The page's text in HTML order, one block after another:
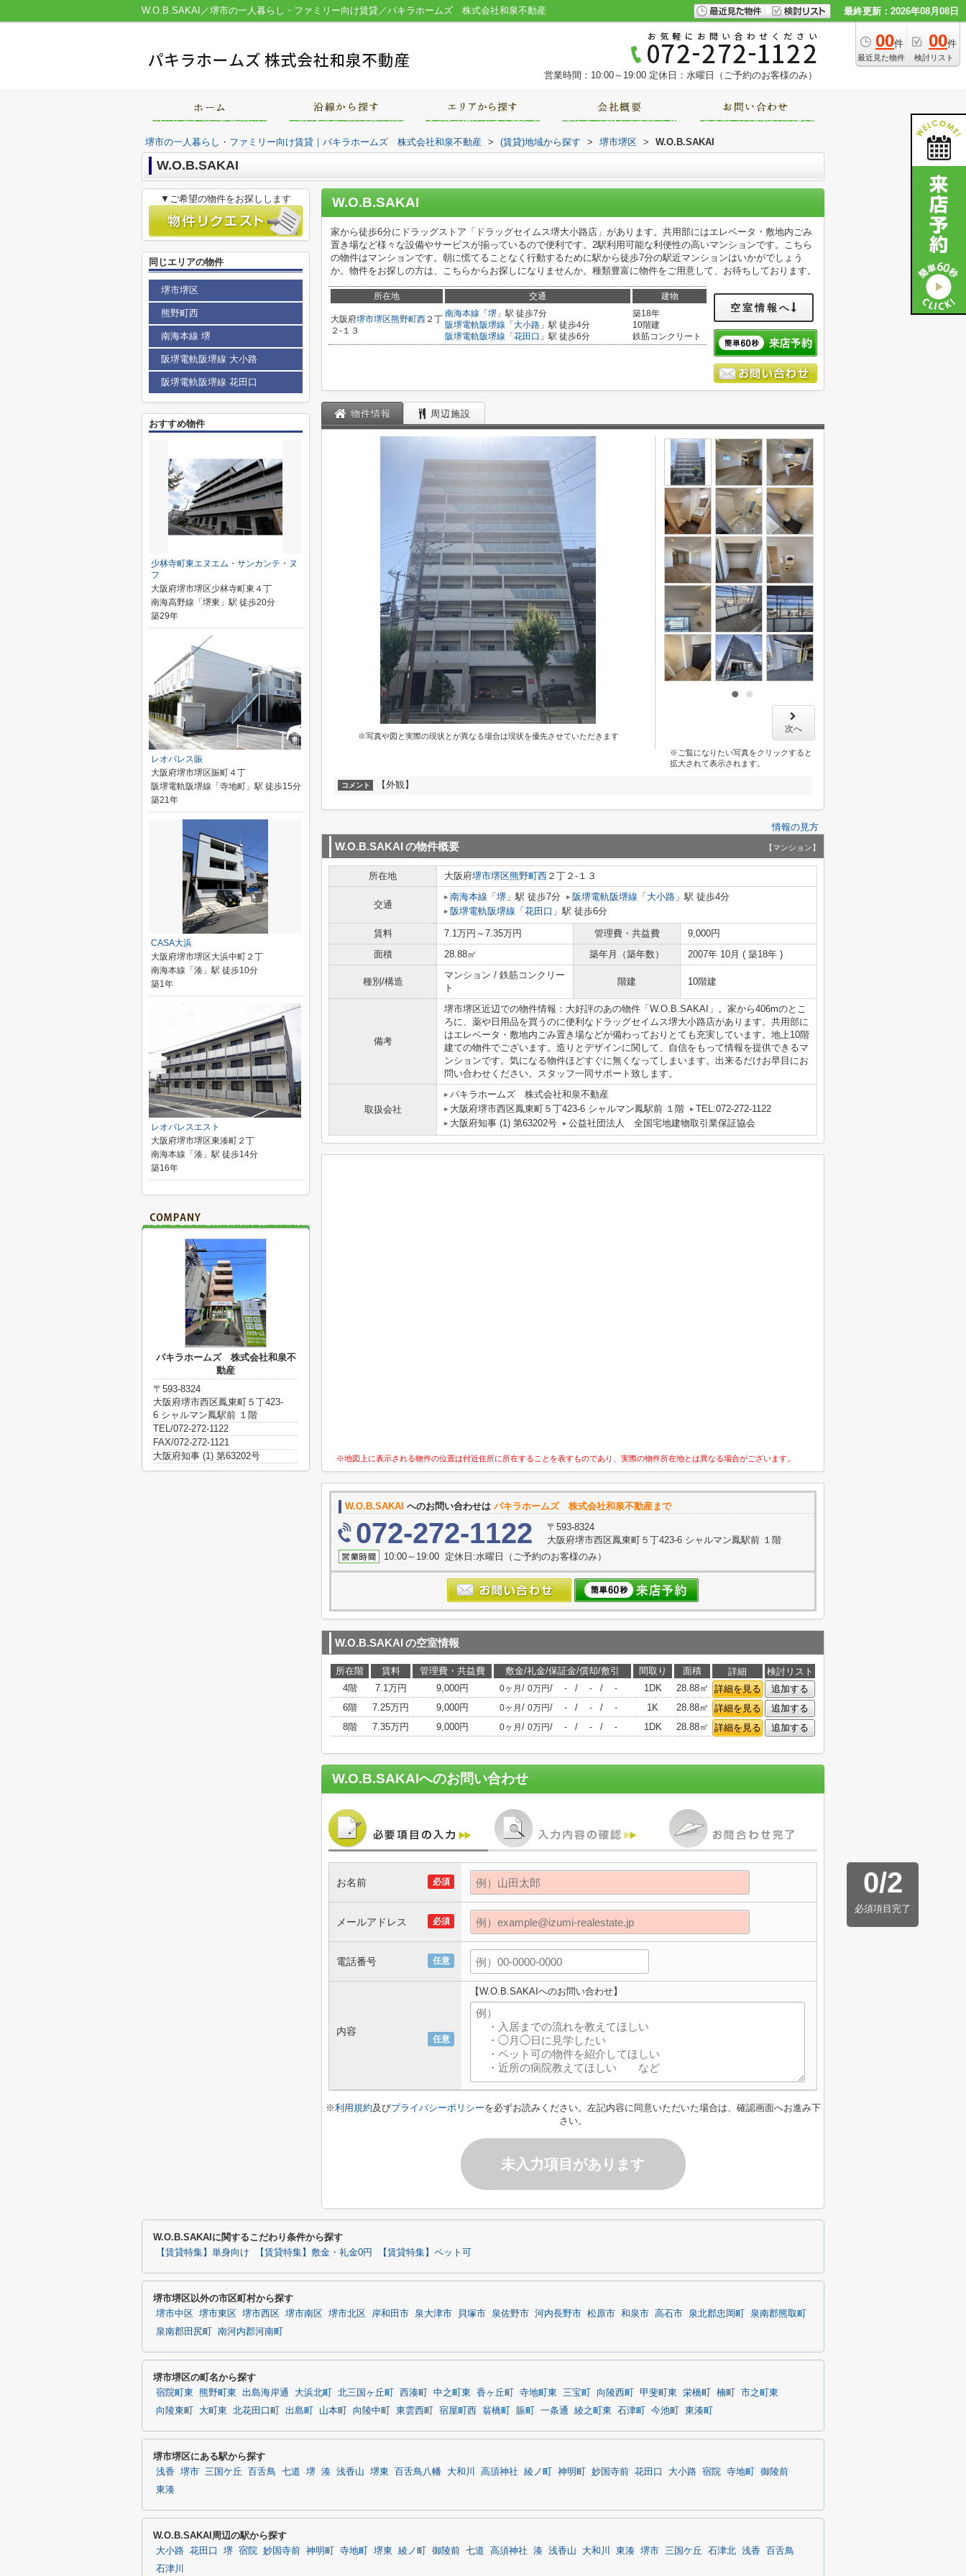
W.O.B.SAKAI／堺市の一人暮らし・ファミリー向け賃貸／パキラホームズ 株式会社和泉不動産 最終更新：2026年08月08日
00件
最近見た物件
00件
検討リスト
営業時間：10:00～19:00 定休日：水曜日（ご予約のお客様のみ）
堺市の一人暮らし・ファミリー向け賃貸｜パキラホームズ 株式会社和泉不動産 > (賃貸)地域から探す > 堺市堺区 > W.O.B.SAKAI
W.O.B.SAKAI
W.O.B.SAKAI
家から徒歩6分にドラッグストア「ドラッグセイムス堺大小路店」があります。共用部にはエレベータ・敷地内ごみ
置き場など様々な設備やサービスが揃っているので便利です。2駅利用可能な利便性の高いマンションです。こちら
の物件はマンションです。朝に慌てることなく行動するために駅から徒歩7分の駅近マンションはいかがでしょう
か。物件をお探しの方は、こちらからお探しになりませんか。種類豊富に物件をご用意して、お待ちしております。
所在地 交通 建物
大阪府堺市堺区熊野町西 ２丁
２-１３
南海本線 「 堺 」駅 徒歩7分
阪堺電軌阪堺線 「 大小路 」駅 徒歩4分
阪堺電軌阪堺線 「 花田口 」駅 徒歩6分
築18年
10階建
鉄筋コンクリート
空室情報へ
物件情報 周辺施設
※写真や図と実際の現状とが異なる場合は現状を優先させていただきます
次へ
※ご覧になりたい写真をクリックすると
拡大されて表示されます。
コメント 【外観】
情報の見方
W.O.B.SAKAI の物件概要 【マンション】
所在地 大阪府堺市堺区熊野町西 ２丁２-１３
交通
南海本線 「 堺 」駅 徒歩7分 阪堺電軌阪堺線 「 大小路 」駅 徒歩4分
阪堺電軌阪堺線 「 花田口 」駅 徒歩6分
賃料 7.1万円～7.35万円 管理費・共益費
9,000円
面積
28.88㎡ 築年月（築年数） 2007年 10月 ( 築18年 )
種別/構造
マンション / 鉄筋コンクリー
ト
階建 10階建
備考
堺市堺区近辺での物件情報：大好評のあの物件「W.O.B.SAKAI」。家から406mのとこ
ろに、薬や日用品を買うのに便利なドラッグセイムス堺大小路店があります。共用部に
はエレベータ・敷地内ごみ置き場などが備わっておりとても充実しています。地上10階
建ての物件でございます。造りとデザインに関して、自信をもって情報を提供できるマ
ンションです。気になる物件ほどすぐに無くなってしまいます。出来るだけお早目にお
問い合わせください。スタッフ一同サポート致します。
取扱会社
パキラホームズ 株式会社和泉不動産
大阪府堺市西区鳳東町５丁423-6 シャルマン鳳駅前 １階
TEL:072-272-1122
大阪府知事 (1) 第63202号
公益社団法人 全国宅地建物取引業保証協会
※地図上に表示される物件の位置は付近住所に所在することを表すものであり、実際の物件所在地とは異なる場合がございます。
W.O.B.SAKAI へのお問い合わせは パキラホームズ 株式会社和泉不動産まで
072-272-1122
〒593-8324
大阪府堺市西区鳳東町５丁423-6 シャルマン鳳駅前 １階
10:00～19:00 定休日:水曜日（ご予約のお客様のみ）
W.O.B.SAKAI の空室情報
所在階 賃料 管理費・共益費 敷金/礼金/保証金/償却/敷引 間取り 面積 詳細
検討リスト
4階
7.1万円 9,000円 0ヶ月 / 0万円/ - / - / - 1DK 28.88㎡ 詳細を見る
追加する
6階
7.25万円 9,000円 0ヶ月 / 0万円/ - / - / - 1K 28.88㎡ 詳細を見る
追加する
8階
7.35万円 9,000円 0ヶ月 / 0万円/ - / - / - 1DK 28.88㎡ 詳細を見る 追加する
W.O.B.SAKAIへのお問い合わせ
0/2
必須項目完了
必須
お名前
必須
メールアドレス
任意
電話番号
任意
内容
【W.O.B.SAKAIへのお問い合わせ】
※利用規約及びプライバシーポリシーを必ずお読みください。左記内容に同意いただいた場合は、確認画面へお進み下
さい。
未入力項目があります
▼ご希望の物件をお探しします
同じエリアの物件
堺市堺区
熊野町西
南海本線 堺
阪堺電軌阪堺線 大小路
阪堺電軌阪堺線 花田口
おすすめ物件
少林寺町東エヌエム・サンカンテ・ヌ
フ
大阪府堺市堺区少林寺町東４丁
南海高野線「堺東」駅 徒歩20分
築29年
レオパレス賑
大阪府堺市堺区賑町４丁
阪堺電軌阪堺線「寺地町」駅 徒歩15分
築21年
CASA大浜
大阪府堺市堺区大浜中町２丁
南海本線「湊」駅 徒歩10分
築1年
レオパレスエスト
大阪府堺市堺区東湊町２丁
南海本線「湊」駅 徒歩14分
築16年
パキラホームズ 株式会社和泉不
動産
〒593-8324
大阪府堺市西区鳳東町５丁423-
6 シャルマン鳳駅前 １階
TEL/072-272-1122
FAX/072-272-1121
大阪府知事 (1) 第63202号
W.O.B.SAKAIに関するこだわり条件から探す
【賃貸特集】単身向け 【賃貸特集】敷金・礼金0円 【賃貸特集】ペット可
堺市堺区以外の市区町村から探す
堺市中区 堺市東区 堺市西区 堺市南区 堺市北区 岸和田市 泉大津市 貝塚市 泉佐野市 河内長野市 松原市 和泉市 高石市 泉北郡忠岡町
泉南郡熊取町
泉南郡田尻町
南河内郡河南町
堺市堺区の町名から探す
宿院町東 熊野町東 出島海岸通 大浜北町 北三国ヶ丘町 西湊町 中之町東 香ヶ丘町 寺地町東 三宝町 向陵西町 甲斐町東 栄橋町 楠町
市之町東
向陵東町
大町東 北花田口町 出島町 山本町 向陵中町 東雲西町 宿屋町西 翁橋町 賑町 一条通 綾之町東 石津町 今池町 東湊町
堺市堺区にある駅から探す
浅香 堺市 三国ケ丘 百舌鳥 七道 堺 湊 浅香山 堺東 百舌鳥八幡 大和川 高須神社 綾ノ町 神明町 妙国寺前 花田口 大小路 宿院 寺地町
御陵前
東湊
W.O.B.SAKAI周辺の駅から探す
大小路 花田口 堺 宿院 妙国寺前 神明町 寺地町 堺東 綾ノ町 御陵前 七道 高須神社 湊 浅香山 大和川 東湊 堺市 三国ケ丘 石津北 浅香
百舌鳥
石津川